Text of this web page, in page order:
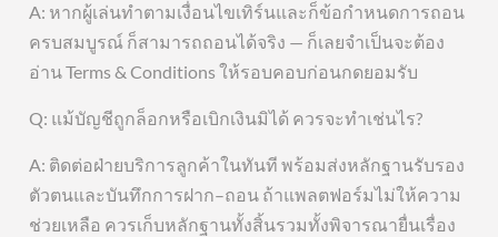
A: หากผู้เล่นทำตามเงื่อนไขเทิร์นและก็ข้อกำหนดการถอน
ครบสมบูรณ์ ก็สามารถถอนได้จริง — ก็เลยจำเป็นจะต้อง
อ่าน Terms & Conditions ให้รอบคอบก่อนกดยอมรับ
Q: แม้บัญชีถูกล็อกหรือเบิกเงินมิได้ ควรจะทำเช่นไร?
A: ติดต่อฝ่ายบริการลูกค้าในทันที พร้อมส่งหลักฐานรับรอง
ตัวตนและบันทึกการฝาก–ถอน ถ้าแพลตฟอร์มไม่ให้ความ
ช่วยเหลือ ควรเก็บหลักฐานทั้งสิ้นรวมทั้งพิจารณายื่นเรื่อง